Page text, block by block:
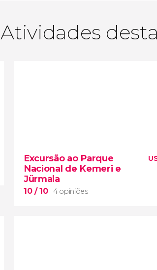
Atividades
Excursão ao Parque
Nacional de Kemeri e
Jürmala
10/ 10 4 opiniões